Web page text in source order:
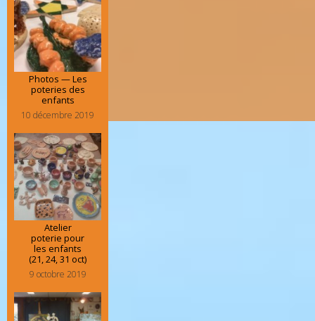
Photos — Les
poteries des
enfants
10 décembre 2019
Atelier
poterie pour
les enfants
(21, 24, 31 oct)
9 octobre 2019